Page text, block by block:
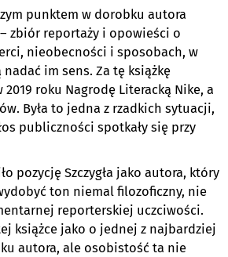
punktem w dorobku autora
zbiór reportaży i opowieści o
nieobecności i sposobach, w
im sens. Za tę książkę
2019 roku Nagrodę Literacką Nike, a
Była to jedna z rzadkich sytuacji,
publiczności spotkały się przy
pozycję Szczygła jako autora, który
ton niemal filozoficzny, nie
reporterskiej uczciwości.
książce jako o jednej z najbardziej
autora, ale osobistość ta nie